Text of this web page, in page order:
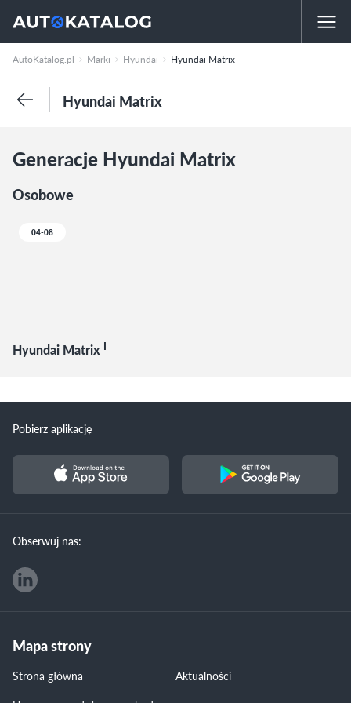
AutoKatalog.pl Marki Hyundai Hyundai Matrix
Hyundai Matrix
Generacje Hyundai Matrix
Osobowe
04-08
Hyundai Matrix I
Pobierz aplikację
Obserwuj nas:
Mapa strony
Strona główna
Aktualności